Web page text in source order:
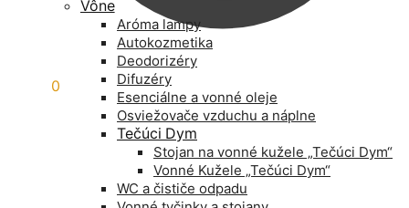
0
Vône
Aróma lampy
Autokozmetika
Deodorizéry
Difuzéry
Esenciálne a vonné oleje
Osviežovače vzduchu a náplne
Tečúci Dym
Stojan na vonné kužele „Tečúci Dym“
Vonné Kužele „Tečúci Dym“
WC a čističe odpadu